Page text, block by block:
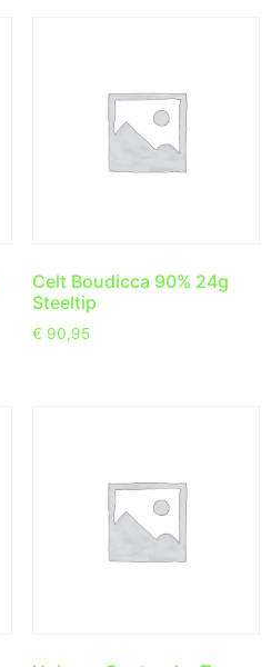
Celt Boudicca 90% 24g
Steeltip
€ 90,95